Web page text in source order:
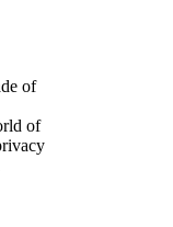
of
of